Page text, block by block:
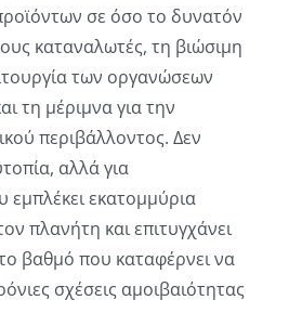
σε όσο το δυνατόν
καταναλωτές, τη βιώσιμη
των οργανώσεων
τη μέριμνα για την
περιβάλλοντος. Δεν
αλλά για
εμπλέκει εκατομμύρια
πλανήτη και επιτυγχάνει
βαθμό που καταφέρνει να
σχέσεις αμοιβαιότητας